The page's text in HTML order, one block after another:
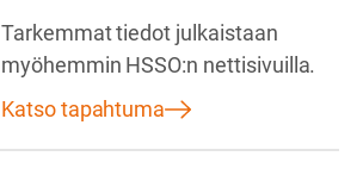
Tarkemmat tiedot julkaistaan
myöhemmin HSSO:n nettisivuilla.
Katso tapahtuma